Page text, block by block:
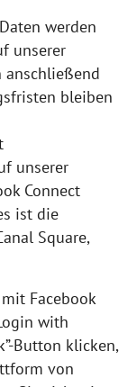
werden
unserer
bleiben
unserer
Connect
ist die
Square,
Facebook
with
Button klicken,
von